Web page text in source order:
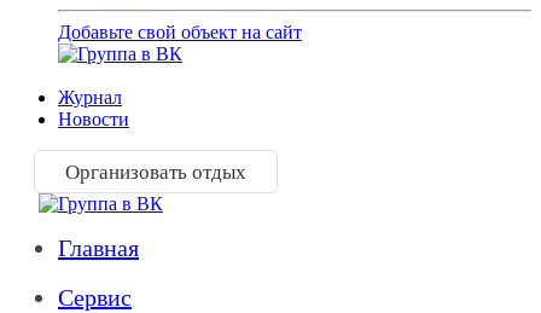
Добавьте свой объект на сайт
Журнал
Новости
Организовать отдых
Главная
Сервис